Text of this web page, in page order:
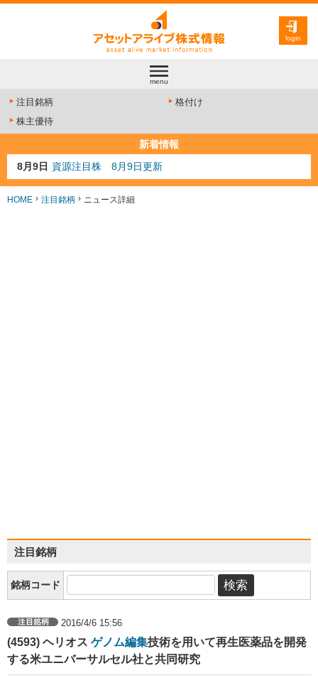
login
menu
注目銘柄
格付け
株主優待
新着情報
8月9日 資源注目株 8月9日更新
8月4日 AI注目株 8月4日更新
8月3日 人気業種注目株 8月3日更新
HOME 注目銘柄 ニュース詳細
注目銘柄
銘柄コード
2016/4/6 15:56
(4593) ヘリオス ゲノム編集技術を用いて再生医薬品を開発
する米ユニバーサルセル社と共同研究